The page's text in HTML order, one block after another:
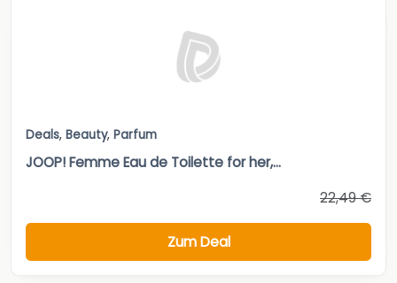
Deals, Beauty, Parfum
JOOP! Femme Eau de Toilette for her,...
22,49 €
Zum Deal